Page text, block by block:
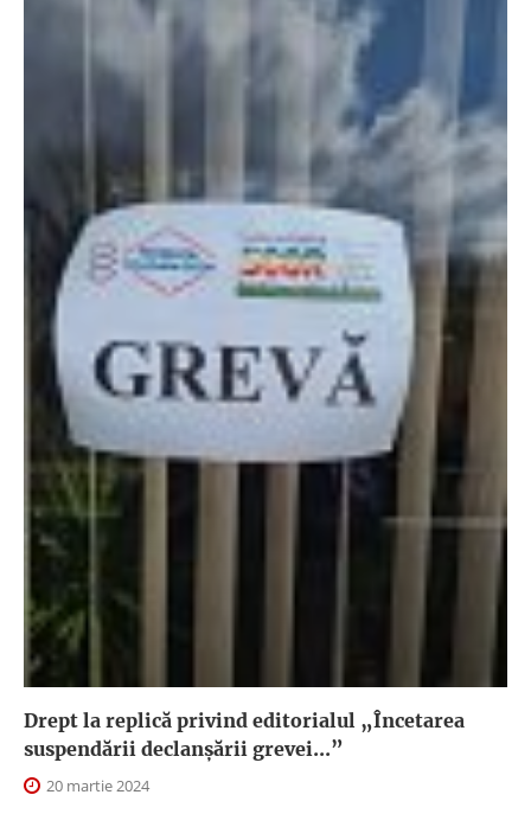
Drept la replică privind editorialul „Încetarea
suspendării declanşării grevei...”
20 martie 2024